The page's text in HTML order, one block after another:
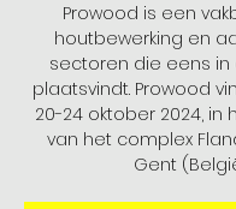
Prowood is een
houtbewerking en
sectoren die eens
plaatsvindt. Prowood
20-24 oktober 2024, in
van het complex
Gent